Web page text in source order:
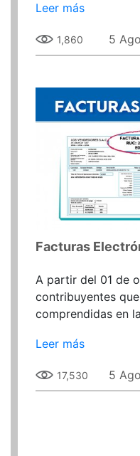
Leer más
1,860 5
A partir del 01 de
contribuyentes
comprendidas en
Leer más
17,530 5